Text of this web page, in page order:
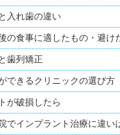
入れ歯の違い
の食事に適したもの・避け
歯列矯正
できるクリニックの選び方
が破損したら
でインプラント治療に違い